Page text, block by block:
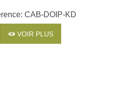
CAB-DOIP-KD
VOIR PLUS